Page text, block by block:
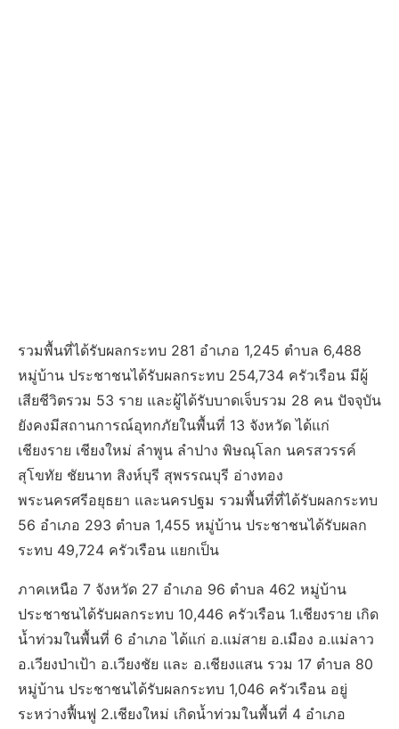
รวมพื้นที่ได้รับผลกระทบ 281 อำเภอ 1,245 ตำบล 6,488
หมู่บ้าน ประชาชนได้รับผลกระทบ 254,734 ครัวเรือน มีผู้
เสียชีวิตรวม 53 ราย และผู้ได้รับบาดเจ็บรวม 28 คน ปัจจุบัน
ยังคงมีสถานการณ์อุทกภัยในพื้นที่ 13 จังหวัด ได้แก่
เชียงราย เชียงใหม่ ลำพูน ลำปาง พิษณุโลก นครสวรรค์
สุโขทัย ชัยนาท สิงห์บุรี สุพรรณบุรี อ่างทอง
พระนครศรีอยุธยา และนครปฐม รวมพื้นที่ที่ได้รับผลกระทบ
56 อำเภอ 293 ตำบล 1,455 หมู่บ้าน ประชาชนได้รับผลก
ระทบ 49,724 ครัวเรือน แยกเป็น
ภาคเหนือ 7 จังหวัด 27 อำเภอ 96 ตำบล 462 หมู่บ้าน
ประชาชนได้รับผลกระทบ 10,446 ครัวเรือน 1.เชียงราย เกิด
น้ำท่วมในพื้นที่ 6 อำเภอ ได้แก่ อ.แม่สาย อ.เมือง อ.แม่ลาว
อ.เวียงป่าเป้า อ.เวียงชัย และ อ.เชียงแสน รวม 17 ตำบล 80
หมู่บ้าน ประชาชนได้รับผลกระทบ 1,046 ครัวเรือน อยู่
ระหว่างฟื้นฟู 2.เชียงใหม่ เกิดน้ำท่วมในพื้นที่ 4 อำเภอ